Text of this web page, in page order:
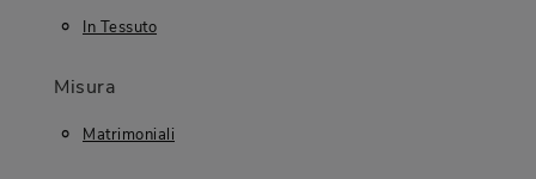
In Tessuto
Misura
Matrimoniali